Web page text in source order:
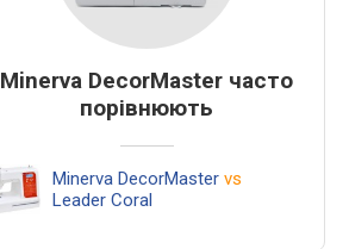
Minerva DecorMaster часто
порівнюють
Minerva DecorMaster vs
Leader Coral